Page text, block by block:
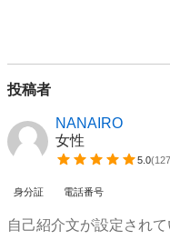
投稿者
NANAIRO
女性
5.0(127
身分証 電話番号
自己紹介文が設定され